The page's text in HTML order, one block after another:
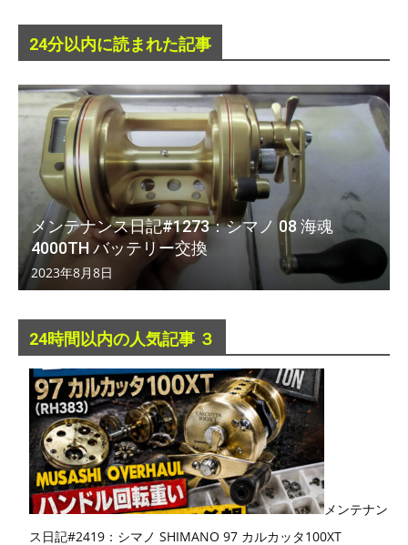
24分以内に読まれた記事
メンテナンス日記#1273：シマノ 08 海魂
4000TH バッテリー交換
2023年8月8日
24時間以内の人気記事 ３
メンテナン
ス日記#2419：シマノ SHIMANO 97 カルカッタ100XT